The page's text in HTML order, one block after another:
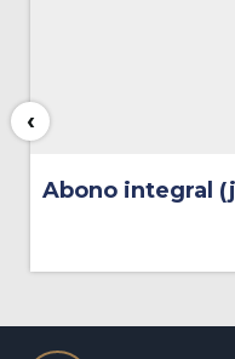
Abono integral
‹